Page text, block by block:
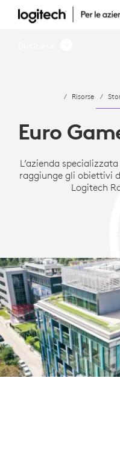
CASE
OBIETTIVI
GRAZIE
A
LOGITECH
RALLY,
MEETUP
E
Risorse
Euro
L’azienda
raggiunge gli obiettivi
Logitech